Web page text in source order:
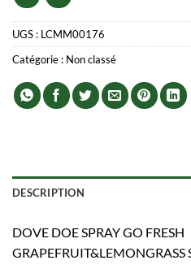
UGS : LCMM00176
Catégorie : Non classé
DESCRIPTION
DOVE DOE SPRAY GO FRESH
GRAPEFRUIT&LEMONGRASS